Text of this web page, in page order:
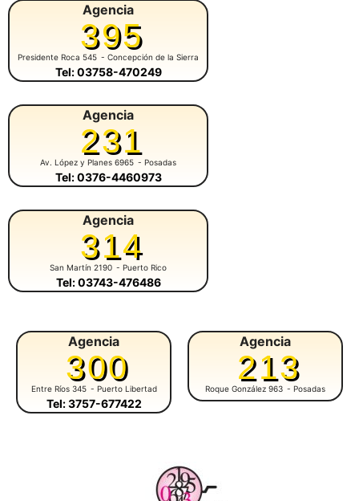
Agencia
395
Presidente Roca 545 - Concepción de la Sierra
Tel: 03758-470249
Agencia
231
Av. López y Planes 6965 - Posadas
Tel: 0376-4460973
Agencia
314
San Martín 2190 - Puerto Rico
Tel: 03743-476486
Agencia
300
Entre Ríos 345 - Puerto Libertad
Tel: 3757-677422
Agencia
213
Roque González 963 - Posadas